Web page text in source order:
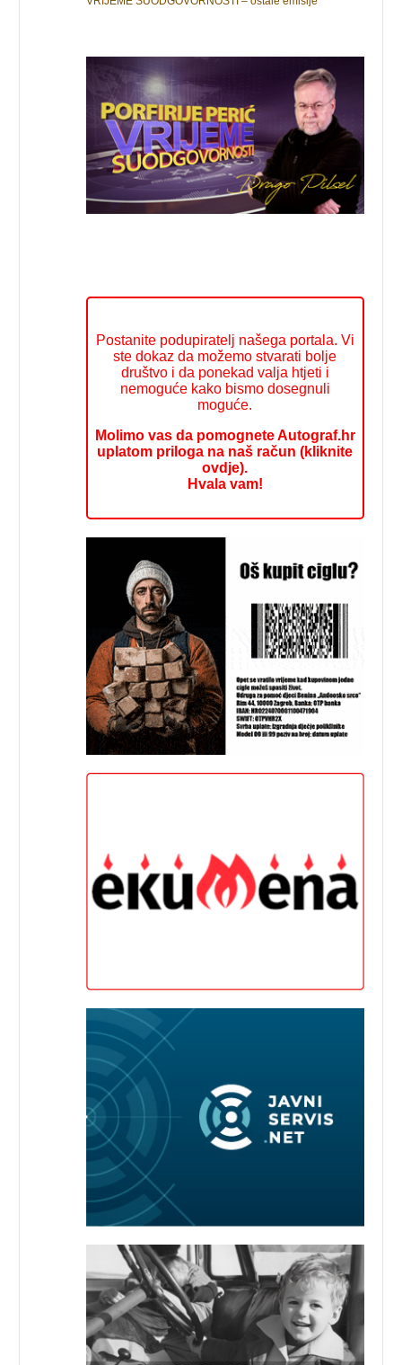
Postanite podupiratelj našega portala. Vi
ste dokaz da možemo stvarati bolje
društvo i da ponekad valja htjeti i
nemoguće kako bismo dosegnuli
moguće.
Molimo vas da pomognete Autograf.hr
uplatom priloga na naš račun (kliknite
ovdje).
Hvala vam!